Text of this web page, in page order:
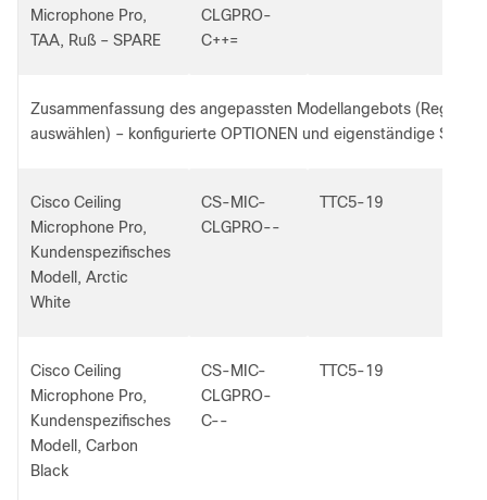
Microphone Pro,
TAA, Ruß – SPARE
CLGPRO-
C++=
Zusammenfassung des angepassten Modellangebots (Regionen
auswählen) – konfigurierte OPTIONEN und eigenständige
Cisco Ceiling
Microphone Pro,
Kundenspezifisches
Modell, Arctic
White
CS-MIC-
CLGPRO--
TTC5-19
Cisco Ceiling
Microphone Pro,
Kundenspezifisches
Modell, Carbon
Black
CS-MIC-
CLGPRO-
C--
TTC5-19